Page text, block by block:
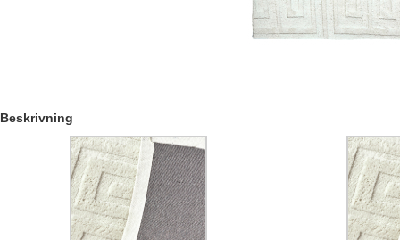
Beskrivning